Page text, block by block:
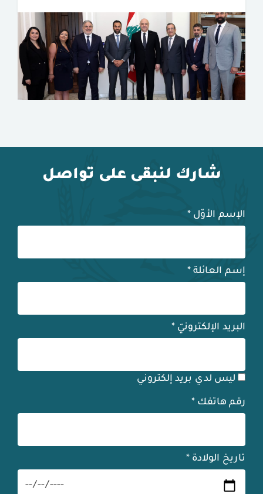
شارك لنبقى على تواصل
الإسم الأوّل *
إسم العائلة *
البريد الإلكترونيّ *
ليس لدي بريد إلكتروني
رقم هاتفك *
تاريخ الولادة *